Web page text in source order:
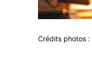
Crédits photos :